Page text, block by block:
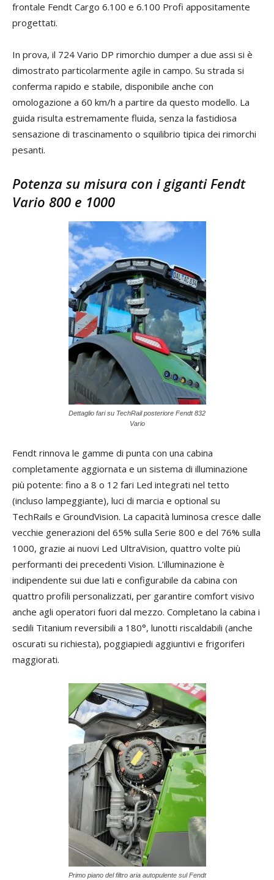
frontale Fendt Cargo 6.100 e 6.100 Profi appositamente
progettati.
In prova, il 724 Vario DP rimorchio dumper a due assi si è
dimostrato particolarmente agile in campo. Su strada si
conferma rapido e stabile, disponibile anche con
omologazione a 60 km/h a partire da questo modello. La
guida risulta estremamente fluida, senza la fastidiosa
sensazione di trascinamento o squilibrio tipica dei rimorchi
pesanti.
Potenza su misura con i giganti Fendt
Vario 800 e 1000
Dettaglio fari su TechRail posteriore Fendt 832
Vario
Fendt rinnova le gamme di punta con una cabina
completamente aggiornata e un sistema di illuminazione
più potente: fino a 8 o 12 fari Led integrati nel tetto
(incluso lampeggiante), luci di marcia e optional su
TechRails e GroundVision. La capacità luminosa cresce dalle
vecchie generazioni del 65% sulla Serie 800 e del 76% sulla
1000, grazie ai nuovi Led UltraVision, quattro volte più
performanti dei precedenti Vision. L’illuminazione è
indipendente sui due lati e configurabile da cabina con
quattro profili personalizzati, per garantire comfort visivo
anche agli operatori fuori dal mezzo. Completano la cabina i
sedili Titanium reversibili a 180°, lunotti riscaldabili (anche
oscurati su richiesta), poggiapiedi aggiuntivi e frigoriferi
maggiorati.
Primo piano del filtro aria autopulente sul Fendt